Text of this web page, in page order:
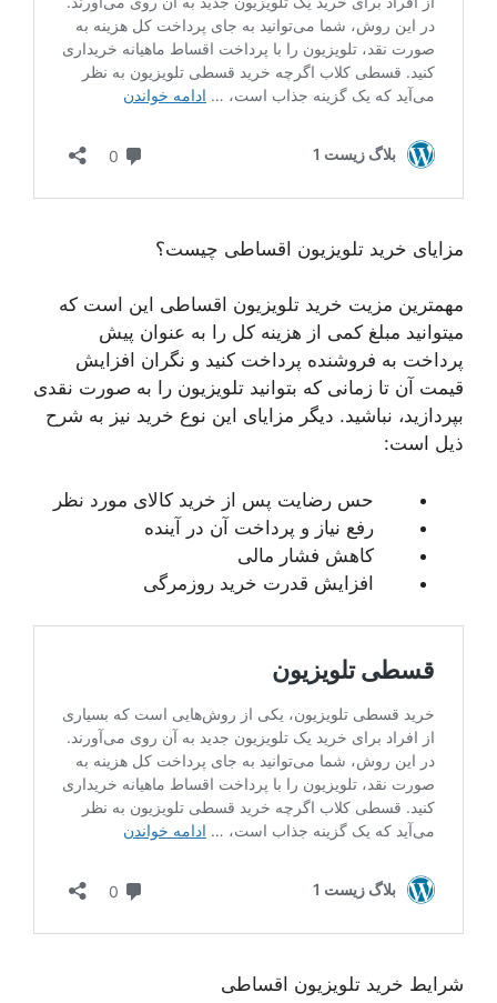
مزایای خرید تلویزیون اقساطی چیست؟
مهمترین مزیت خرید تلویزیون اقساطی این است که
میتوانید مبلغ کمی از هزینه کل را به عنوان پیش
پرداخت به فروشنده پرداخت کنید و نگران افزایش
قیمت آن تا زمانی که بتوانید تلویزیون را به صورت نقدی
بپردازید، نباشید. دیگر مزایای این نوع خرید نیز به شرح
ذیل است:
حس رضایت پس از خرید کالای مورد نظر
رفع نیاز و پرداخت آن در آینده
کاهش فشار مالی
افزایش قدرت خرید روزمرگی
شرایط خرید تلویزیون اقساطی